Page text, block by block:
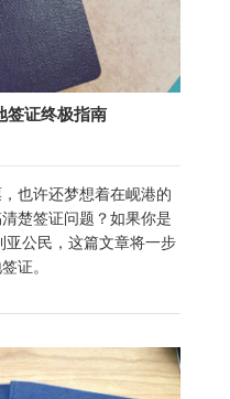
签证终极指南
也许还梦想着在岘港的
楚签证问题？如果你是
公民，这篇文章将一步
证。